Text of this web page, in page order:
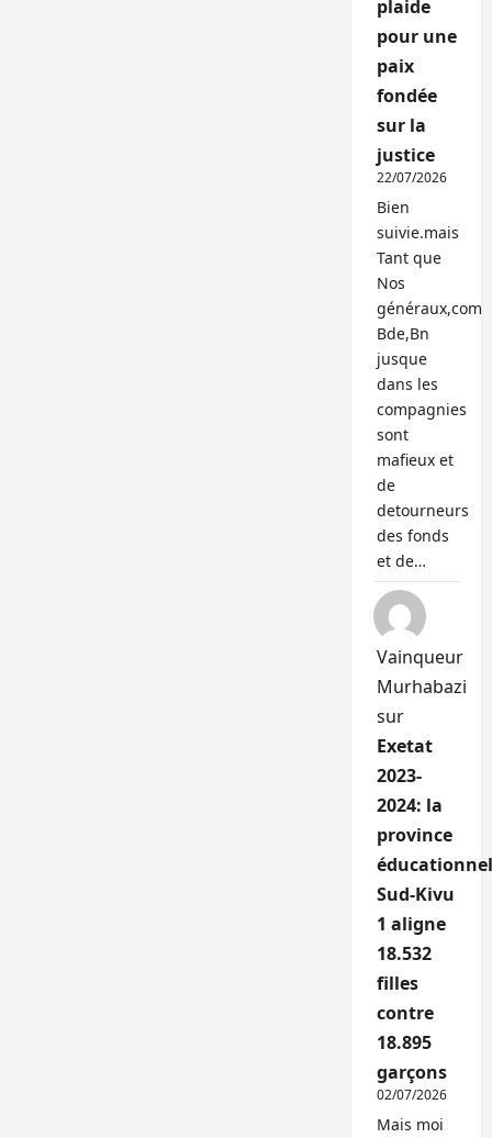
plaide
pour une
paix
fondée
sur la
justice
22/07/2026
Bien
suivie.mais
Tant que
Nos
généraux,com
Bde,Bn
jusque
dans les
compagnies
sont
mafieux et
de
detourneurs
des fonds
et de…
Vainqueur
Murhabazi
sur
Exetat
2023-
2024: la
province
Sud-Kivu
1 aligne
18.532
filles
contre
18.895
garçons
02/07/2026
Mais moi